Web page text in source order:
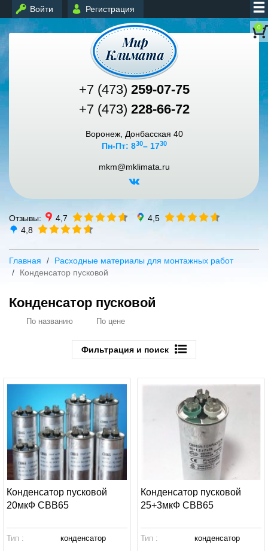
Войти Регистрация
0
+7 (473) 259-07-75
+7 (473) 228-66-72
Воронеж, Донбасская 40
Пн-Пт: 830– 1730
mkm@mklimata.ru
Отзывы: 4,7
4,5
4,8
Главная
Расходные материалы для монтажных работ
Конденсатор пусковой
Конденсатор пусковой
По названию По цене
Фильтрация и поиск
Конденсатор пусковой
20мкФ СВВ65
Тип : конденсатор
Конденсатор пусковой
25+3мкФ СВВ65
Тип : конденсатор